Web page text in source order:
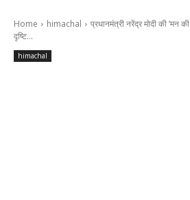
Home himachal
प्रधानमंत्री नरेंद्र मोदी की ‘मन की
दृष्टि...
himachal